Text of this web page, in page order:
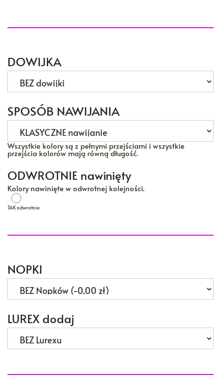
DOWIJKA
SPOSÓB NAWIJANIA
Wszystkie kolory są z pełnymi przejściami i wszystkie
przejścia kolorów mają równą długość.
ODWROTNIE nawinięty
Kolory nawinięte w odwrotnej kolejności.
TAK odwrotnie
NOPKI
LUREX dodaj